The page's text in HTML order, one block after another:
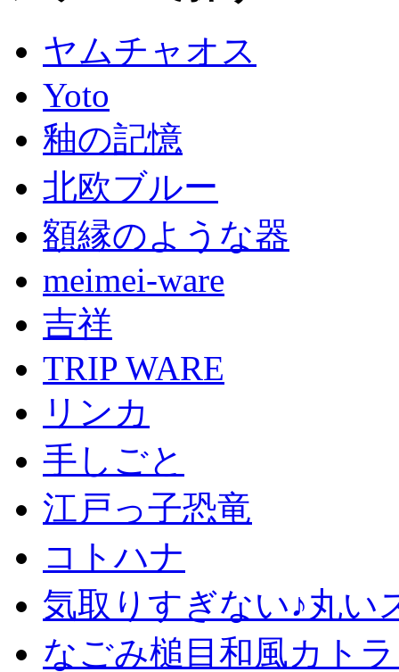
ヤムチャオス
Yoto
釉の記憶
北欧ブルー
額縁のような器
meimei-ware
吉祥
TRIP WARE
リンカ
手しごと
江戸っ子恐竜
コトハナ
気取りすぎない♪丸い
なごみ槌目和風カト